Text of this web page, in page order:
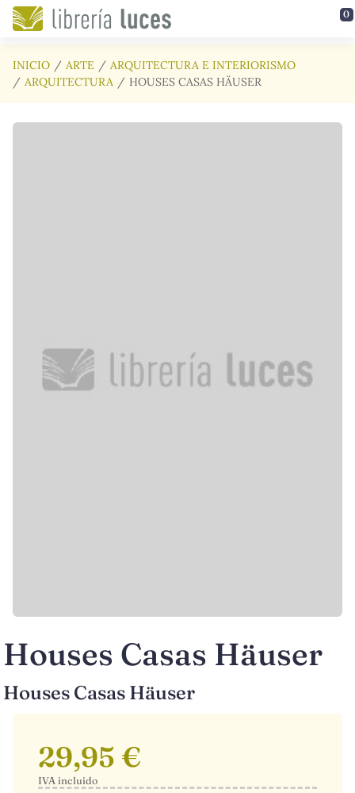
Saltar al contenido principal 0
INICIO ARTE
ARQUITECTURA E INTERIORISMO
ARQUITECTURA
HOUSES CASAS HÄUSER
Houses Casas Häuser
Houses Casas Häuser
29,95 €
IVA incluido